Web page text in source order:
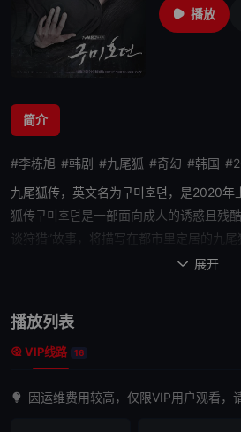
播放
简介
#李栋旭 #韩剧 #九尾狐 #奇幻 #韩国
九尾狐传，英文名为구미호뎐，是2020年
狐传구미호뎐是一部面向成人的诱惑且残
谈狩猎”故事，将描写在都市里定居的九
 展开
播放列表
VIP线路 16
因运维费用较高，仅限VIP用户观看，